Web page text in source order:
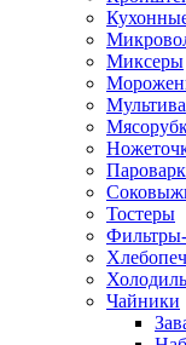
Миксеры
Тостеры
Чайники